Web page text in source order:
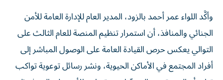
وأكَّد اللواء عمر أحمد بالزود، المدير العام للإدارة العامة للأمن
الجنائي والمنافذ، أن استمرار تنظيم المنصة للعام الثالث على
التوالي يعكس حرص القيادة العامة على الوصول المباشر إلى
أفراد المجتمع في الأماكن الحيوية، ونشر رسائل توعوية تواكب